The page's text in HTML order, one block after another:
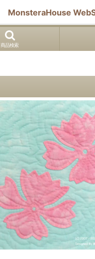
MonsteraHouse
商品検索